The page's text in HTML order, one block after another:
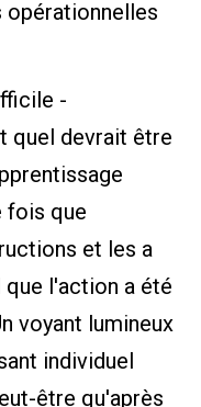
opérationnelles
-
quel devrait être
fois que
et les a
l'action a été
voyant lumineux
individuel
être qu'après